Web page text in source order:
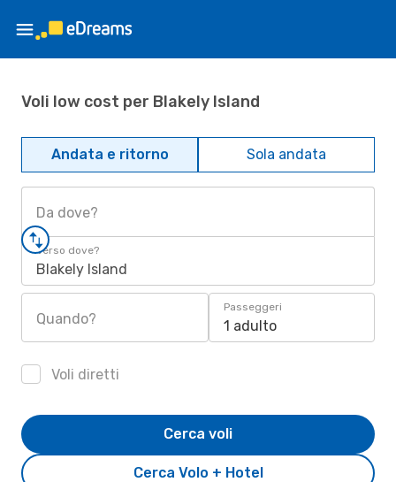
Voli low cost per Blakely Island
Andata e ritorno Sola andata
Da dove?
Verso dove?
Blakely Island
Quando?
Passeggeri
1 adulto
Voli diretti
Cerca Volo + Hotel
Cerca voli